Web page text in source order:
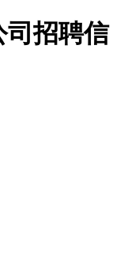
司招聘信